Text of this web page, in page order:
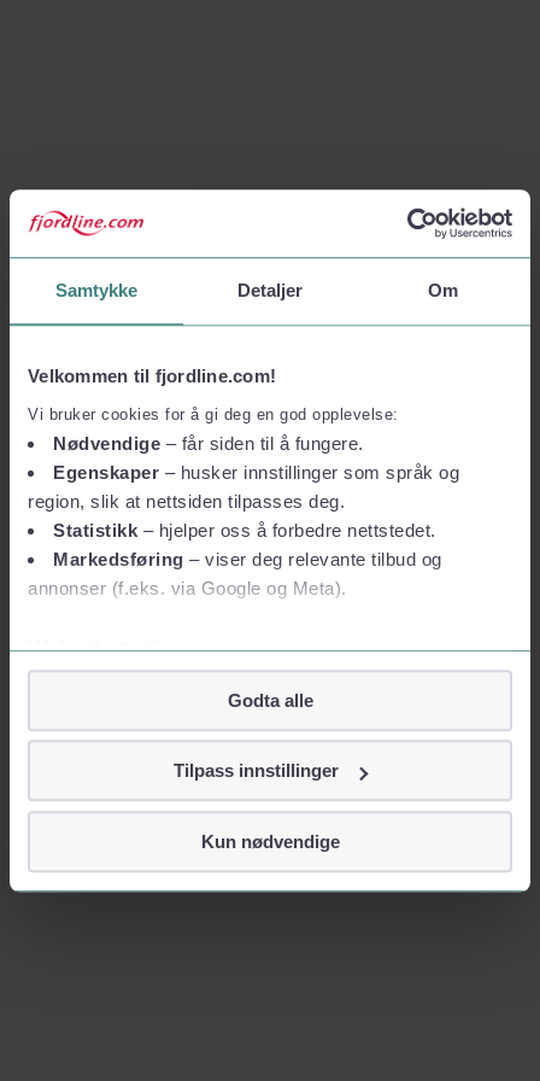
Samtykke Detaljer Om
Velkommen til fjordline.com!
Vi bruker cookies for å gi deg en god opplevelse:
Nødvendige – får siden til å fungere.
Egenskaper – husker innstillinger som språk og
region, slik at nettsiden tilpasses deg.
Statistikk – hjelper oss å forbedre nettstedet.
Markedsføring – viser deg relevante tilbud og
annonser (f.eks. via Google og Meta).
Vil du vite mer?
Om informasjonskapsler
Googles retningslinjer for personvern
Vi tar ditt personvern på alvor
identifiserer deg, som navn eller telefonnummer.
Godta alle
Tilpass innstillinger
Kun nødvendige